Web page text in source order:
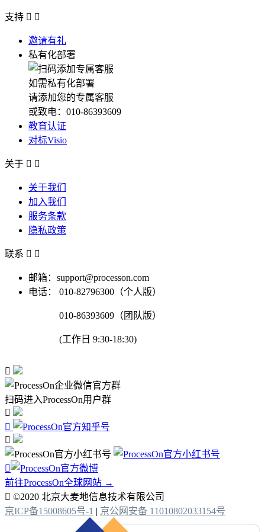
支持  
邀请有礼
私有化部署
如需私有化部署
请添加您的专属客服
或致电：010-86393609
教育认证
对标Visio
关于  
关于我们
加入我们
服务条款
隐私政策
联系  
邮箱：support@processon.com
电话：
010-82796300（个人版）
010-86393609（团队版）
(工作日 9:30-18:30)

扫码进入ProcessOn用户群




前往ProcessOn全球网站 →
 ©2020 北京大麦地信息技术有限公司
京ICP备15008605号-1 | 京公网安备 11010802033154号